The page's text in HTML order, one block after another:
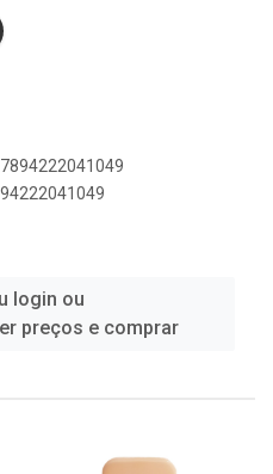
login ou
preços e comprar